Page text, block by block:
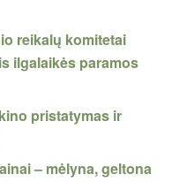
reikalų komitetai
ilgalaikės paramos
pristatymas ir
– mėlyna, geltona